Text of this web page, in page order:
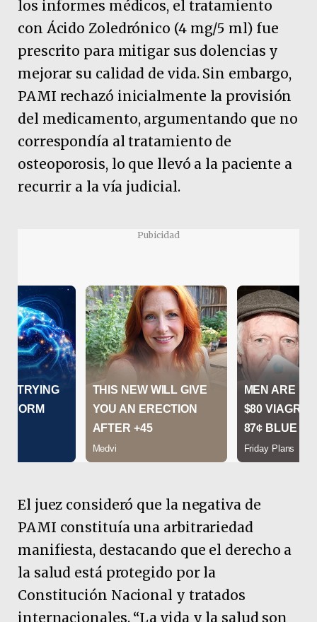
los informes médicos, el tratamiento
con Ácido Zoledrónico (4 mg/5 ml) fue
prescrito para mitigar sus dolencias y
mejorar su calidad de vida. Sin embargo,
PAMI rechazó inicialmente la provisión
del medicamento, argumentando que no
correspondía al tratamiento de
osteoporosis, lo que llevó a la paciente a
recurrir a la vía judicial.
Pubicidad
El juez consideró que la negativa de
PAMI constituía una arbitrariedad
manifiesta, destacando que el derecho a
la salud está protegido por la
Constitución Nacional y tratados
internacionales. “La vida y la salud son